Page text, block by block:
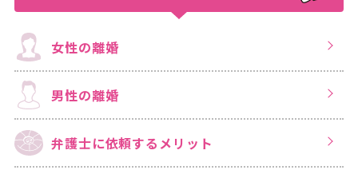
女性の離婚
男性の離婚
弁護士に依頼するメリット